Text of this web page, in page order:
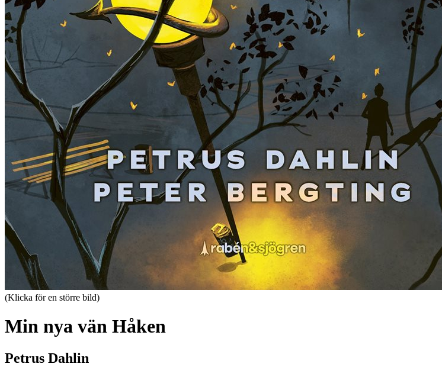
(Klicka för en större bild)
Min nya vän Håken
Petrus Dahlin